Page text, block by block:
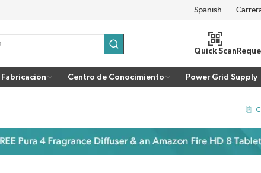
LANGUAGE
enviar búsqueda
Quick Scan
Centro de Conocimiento Power Grid Supply